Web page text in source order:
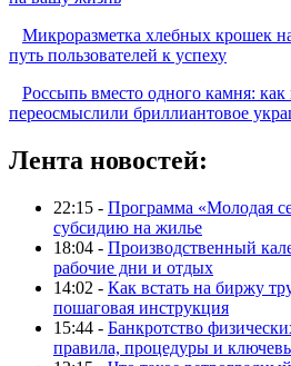
Микроразметка хлебных крошек
путь пользователей к успеху
Россыпь вместо одного камня:
переосмыслили бриллиантовое
Лента новостей:
22:15 - Программа «Молодая
субсидию на жилье
18:04 - Производственный
рабочие дни и отдых
14:02 - Как встать на биржу
пошаговая инструкция
15:44 - Банкротство
правила, процедуры и